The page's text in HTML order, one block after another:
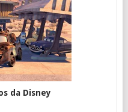
da Disney